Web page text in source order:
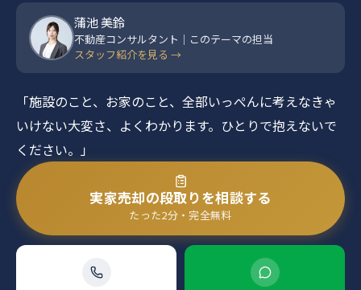
蒲池 美鈴
不動産コンサルタント｜このテーマの担当
スタッフ紹介を見る →
「施設のこと、お家のこと、全部いっぺんに考えなきゃ
いけない大変さ、よくわかります。ひとりで抱えないで
ください。」
実家売却の段取りを相談する
たった2分・完全無料